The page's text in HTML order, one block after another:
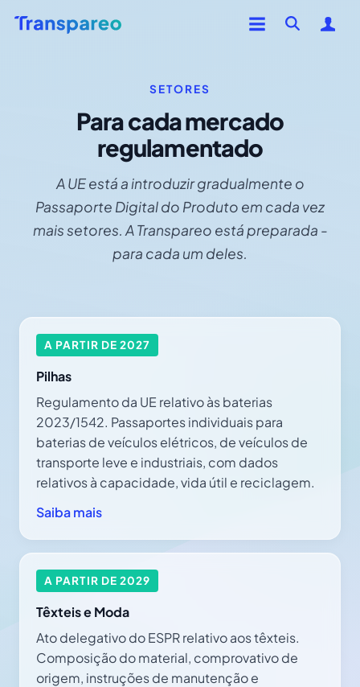
SETORES
Para cada mercado
regulamentado
A UE está a introduzir gradualmente o
Passaporte Digital do Produto em cada vez
mais setores. A Transpareo está preparada -
para cada um deles.
A PARTIR DE 2027
Pilhas
Regulamento da UE relativo às baterias
2023/1542. Passaportes individuais para
baterias de veículos elétricos, de veículos de
transporte leve e industriais, com dados
relativos à capacidade, vida útil e reciclagem.
Saiba mais
A PARTIR DE 2029
Têxteis e Moda
Ato delegativo do ESPR relativo aos têxteis.
Composição do material, comprovativo de
origem, instruções de manutenção e